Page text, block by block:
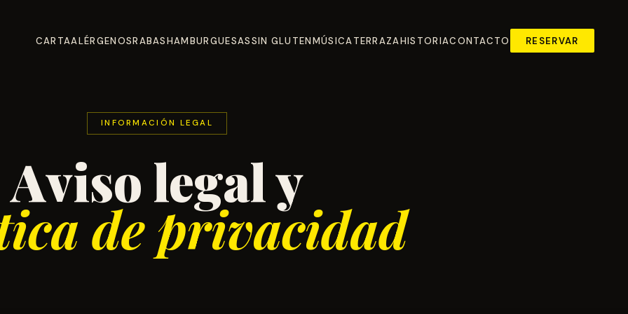
CARTAALÉRGENOSRABASHAMBURGUESASSIN GLUTENMÚSICATERRAZAHISTORIACONTACTO RESERVAR
INFORMACIÓN LEGAL
Aviso legal y
de privacidad